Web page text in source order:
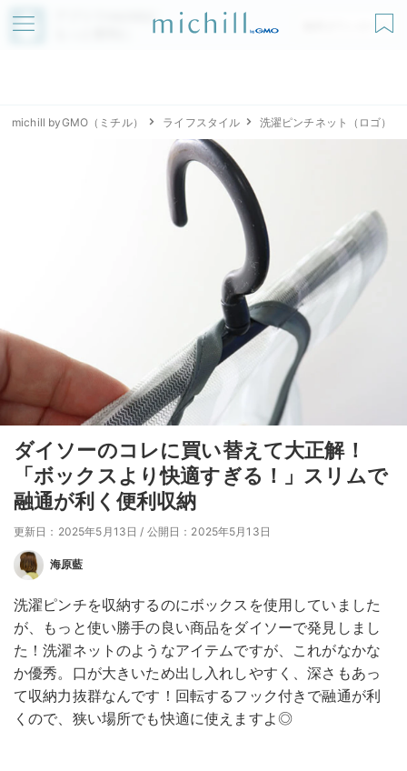
アプリでmichillが
無料ダウンロード
michill byGMO（ミチル） ライフスタイル 洗濯ピンチネット（ロゴ）
ダイソーのコレに買い替えて大正解！
「ボックスより快適すぎる！」スリムで
融通が利く便利収納
更新日：2025年5月13日 / 公開日：2025年5月13日
海原藍
洗濯ピンチを収納するのにボックスを使用していました
が、もっと使い勝手の良い商品をダイソーで発見しまし
た！洗濯ネットのようなアイテムですが、これがなかな
か優秀。口が大きいため出し入れしやすく、深さもあっ
て収納力抜群なんです！回転するフック付きで融通が利
くので、狭い場所でも快適に使えますよ◎